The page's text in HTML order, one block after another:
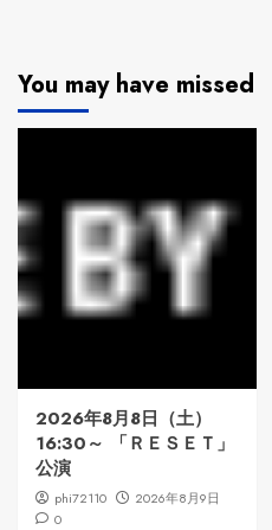
You may have missed
2026年8月8日（土）
16:30～ 「ＲＥＳＥＴ」
公演
phi72110
2026年8月9日
0